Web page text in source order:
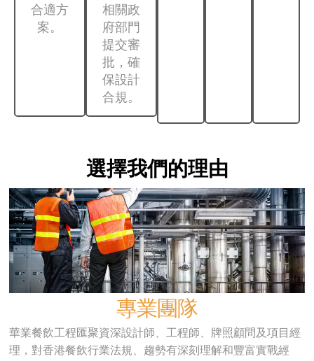
合適方
案。
相關政
府部門
提交審
批，確
保設計
合規。
選擇我們的理由
專業團隊
華業餐飲工程匯聚資深設計師、工程師、牌照顧問及項目經
理，對香港餐飲行業法規、趨勢有深刻理解和豐富實戰經